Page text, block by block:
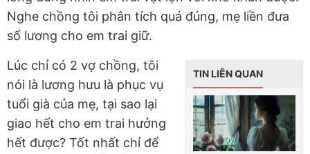
Nghe chồng tôi phân tích quá đúng, mẹ liền đưa
sổ lương cho em trai giữ.
TIN LIÊN QUAN
Lúc chỉ có 2 vợ chồng, tôi
nói là lương hưu là phục vụ
tuổi già của mẹ, tại sao lại
giao hết cho em trai hưởng
hết được? Tốt nhất chỉ để